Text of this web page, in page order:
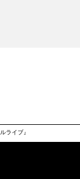
ライブ』